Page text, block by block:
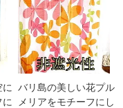
に
に
バリ島の美しい花プル
メリアをモチーフにし